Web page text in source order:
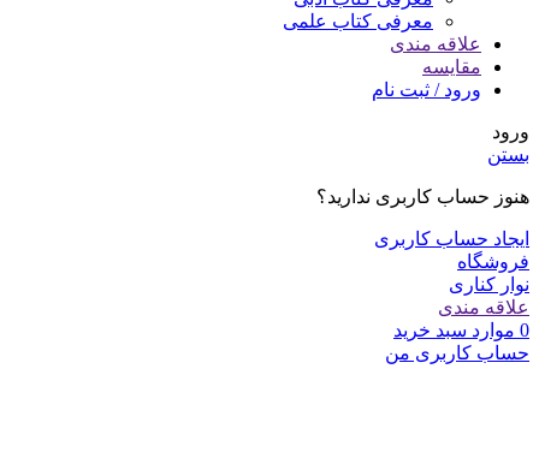
معرفی کتاب علمی
علاقه مندی
مقایسه
ورود / ثبت نام
ورود
بستن
هنوز حساب کاربری ندارید؟
ایجاد حساب کاربری
فروشگاه
نوار کناری
علاقه مندی
0 موارد سبد خرید
حساب کاربری من